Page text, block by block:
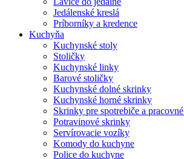
Jedálenské kreslá
Príborníky a kredence
Kuchyňa
Kuchynské stoly
Stoličky
Kuchynské linky
Barové stoličky
Kuchynské dolné skrinky
Kuchynské horné skrinky
Skrinky pre spotrebiče a
Potravinové skrinky
Servírovacie vozíky
Komody do kuchyne
Police do kuchyne